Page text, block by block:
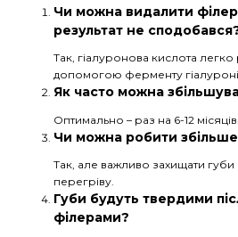
Чи можна видалити
результат не
Так, гіалуронова кислота
допомогою ферменту
Як часто можна
Оптимально – раз на 6-12 місяців.
Чи можна робити
Так, але важливо захищати губи
перегріву.
Губи будуть твердими
філерами?